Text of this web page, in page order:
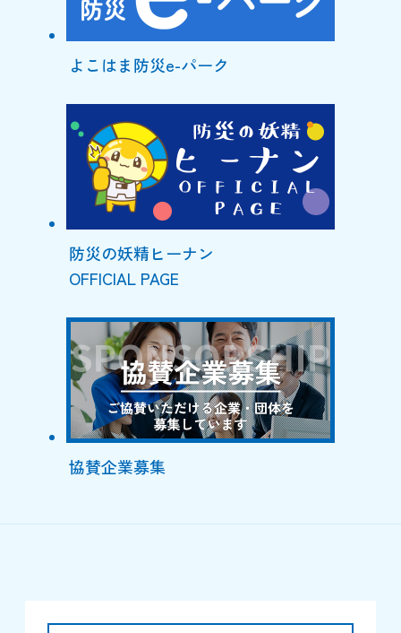
よこはま防災e-パーク
防災の妖精ヒーナン
OFFICIAL PAGE
協賛企業募集